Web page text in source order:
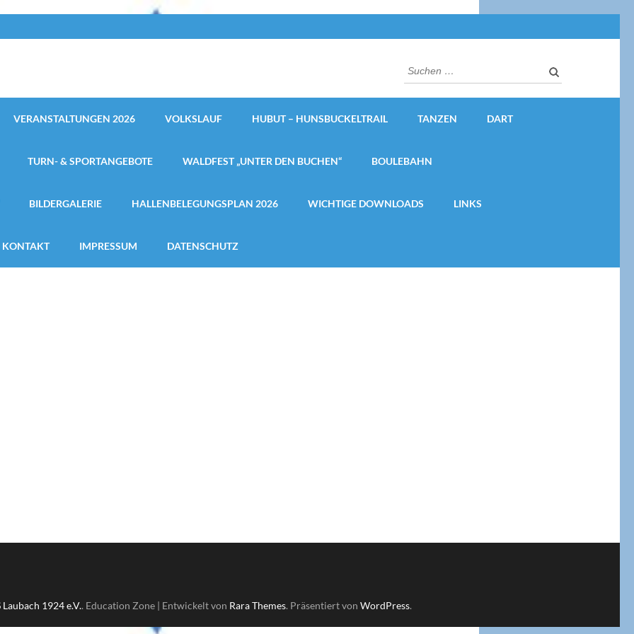
Suchen
nach:
VERANSTALTUNGEN 2026 VOLKSLAUF HUBUT – HUNSBUCKELTRAIL TANZEN DART
TURN- & SPORTANGEBOTE WALDFEST „UNTER DEN BUCHEN“ BOULEBAHN
BILDERGALERIE HALLENBELEGUNGSPLAN 2026 WICHTIGE DOWNLOADS LINKS
KONTAKT IMPRESSUM DATENSCHUTZ
Laubach 1924 e.V.. Education Zone | Entwickelt von Rara Themes. Präsentiert von WordPress.